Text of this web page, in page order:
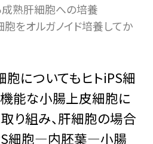
熟肝細胞への培養
をオルガノイド培養してか
胞についてもヒトiPS細
能な小腸上皮細胞に
り組み、肝細胞の場合
細胞―内胚葉―小腸